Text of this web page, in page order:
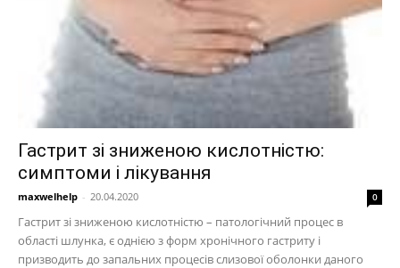
Гастрит зі зниженою кислотністю:
симптоми і лікування
maxwelhelp - 20.04.2020 0
Гастрит зі зниженою кислотністю – патологічний процес в
області шлунка, є однією з форм хронічного гастриту і
призводить до запальних процесів слизової оболонки даного